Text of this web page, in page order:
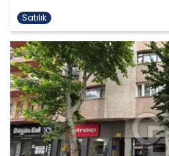
kişisel verilerin işlenmesi,
yurtdışına aktarılması
öngörülen özel hükümler
kişisel veri işleme faaliyetleri
yukarıda belirtilen
durumlarda kanunun
yerine getirilerek kişisel veri
gerçekleştirilecektir.
KİŞİSEL
Satılık